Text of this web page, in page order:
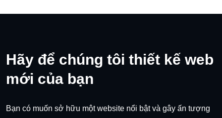
Hãy để chúng tôi thiết kế web
mới của bạn
Bạn có muốn sở hữu một website nổi bật và gây ấn tượng